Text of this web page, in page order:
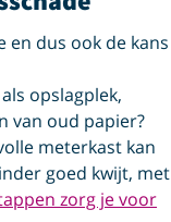
en dus ook de kans
opslagplek,
van oud papier?
meterkast kan
goed kwijt, met
zorg je voor